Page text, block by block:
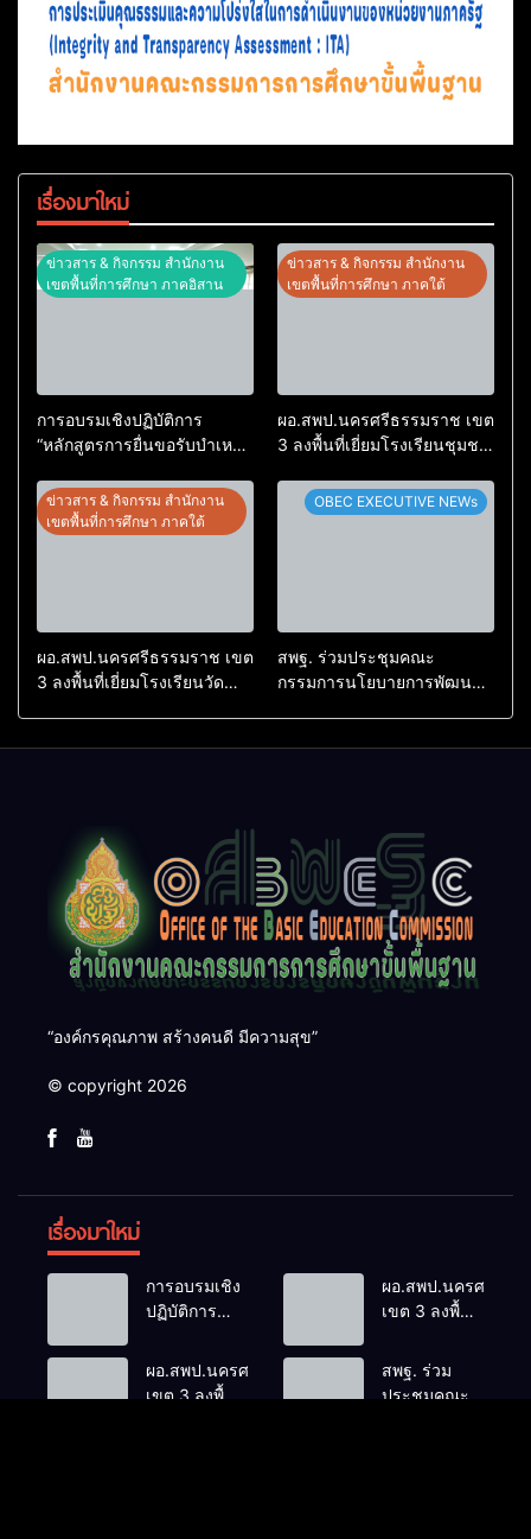
เรื่องมาใหม่
ข่าวสาร & กิจกรรม สำนักงาน
เขตพื้นที่การศึกษา ภาคอิสาน
การอบรมเชิงปฏิบัติการ
“หลักสูตรการยื่นขอรับบำเหน็จ
อิเล็กทรอนิกส์”
ข่าวสาร & กิจกรรม สำนักงาน
เขตพื้นที่การศึกษา ภาคใต้
ผอ.สพป.นครศรีธรรมราช เขต
3 ลงพื้นที่เยี่ยมโรงเรียนชุมชน
ข่าวสาร & กิจกรรม สำนักงาน
เขตพื้นที่การศึกษา ภาคใต้
ผอ.สพป.นครศรีธรรมราช เขต
3 ลงพื้นที่เยี่ยมโรงเรียนวัด
OBEC EXECUTIVE NEWs
สพฐ. ร่วมประชุมคณะ
กรรมการนโยบายการพัฒนา
“องค์กรคุณภาพ สร้างคนดี มีความสุข”
© copyright 2026
เรื่องมาใหม่
การอบรมเชิง
ปฏิบัติการ
ยื่นขอรับ
บำเหน็จ
ผอ.สพป.นครศรีธรร
เขต 3 ลงพื้นที่
ชุมชนวัดเขา
ลำปะ อำเภอ
ผอ.สพป.นครศรีธรรมราช
เขต 3 ลงพื้นที่
สพฐ. ร่วม
ประชุมคณะ